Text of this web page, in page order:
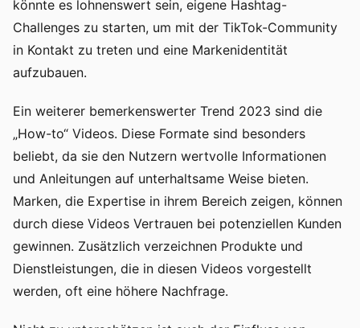
könnte es lohnenswert sein, eigene Hashtag-
Challenges zu starten, um mit der TikTok-Community
in Kontakt zu treten und eine Markenidentität
aufzubauen.
Ein weiterer bemerkenswerter Trend 2023 sind die
„How-to“ Videos. Diese Formate sind besonders
beliebt, da sie den Nutzern wertvolle Informationen
und Anleitungen auf unterhaltsame Weise bieten.
Marken, die Expertise in ihrem Bereich zeigen, können
durch diese Videos Vertrauen bei potenziellen Kunden
gewinnen. Zusätzlich verzeichnen Produkte und
Dienstleistungen, die in diesen Videos vorgestellt
werden, oft eine höhere Nachfrage.